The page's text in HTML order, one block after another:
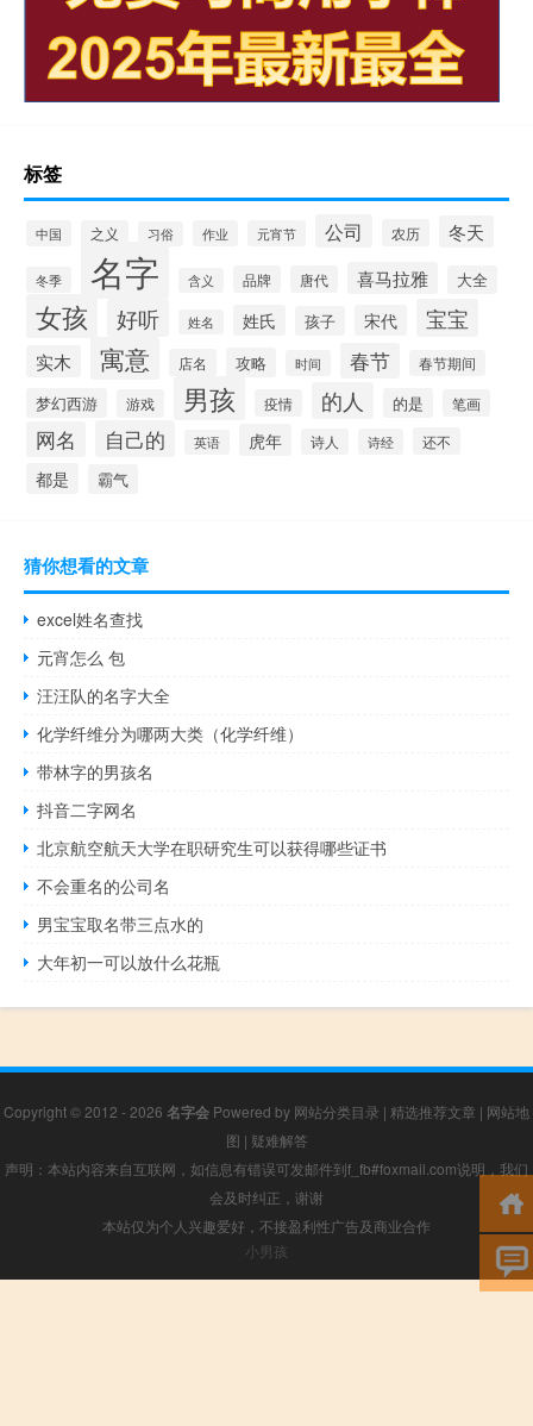
标签
中国 之义 习俗 作业 元宵节 公司 农历 冬天
冬季 名字 含义 品牌 唐代 喜马拉雅 大全
女孩 好听 姓名 姓氏 孩子 宋代 宝宝
实木 寓意 店名 攻略 时间 春节 春节期间
梦幻西游 游戏 男孩 疫情 的人 的是 笔画
网名 自己的 英语 虎年 诗人 诗经 还不
都是 霸气
猜你想看的文章
excel姓名查找
元宵怎么 包
汪汪队的名字大全
化学纤维分为哪两大类（化学纤维）
带林字的男孩名
抖音二字网名
北京航空航天大学在职研究生可以获得哪些证书
不会重名的公司名
男宝宝取名带三点水的
大年初一可以放什么花瓶
Copyright © 2012 - 2026 名字会 Powered by 网站分类目录 | 精选推荐文章 | 网站地
图 | 疑难解答
声明：本站内容来自互联网，如信息有错误可发邮件到f_fb#foxmail.com说明，我们
会及时纠正，谢谢
本站仅为个人兴趣爱好，不接盈利性广告及商业合作
小男孩